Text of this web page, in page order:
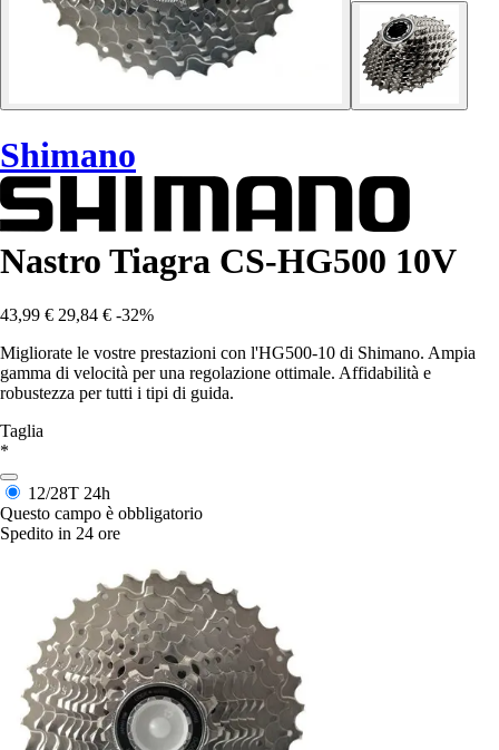
Shimano
Nastro Tiagra CS-HG500 10V
43,99 € 29,84 € -32%
Migliorate le vostre prestazioni con l'HG500-10 di Shimano. Ampia
gamma di velocità per una regolazione ottimale. Affidabilità e
robustezza per tutti i tipi di guida.
Taglia
*
12/28T 24h
Questo campo è obbligatorio
Spedito in 24 ore